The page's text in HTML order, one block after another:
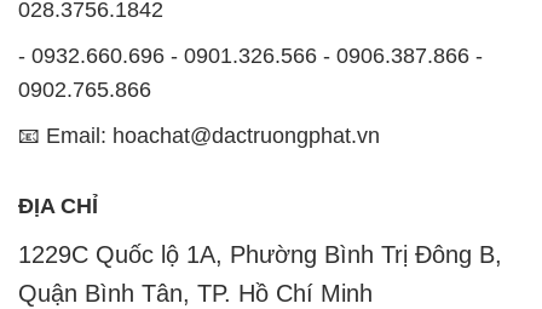
028.3756.1842
- 0932.660.696 - 0901.326.566 - 0906.387.866 -
0902.765.866
📧 Email: hoachat@dactruongphat.vn
ĐỊA CHỈ
1229C Quốc lộ 1A, Phường Bình Trị Đông B,
Quận Bình Tân, TP. Hồ Chí Minh